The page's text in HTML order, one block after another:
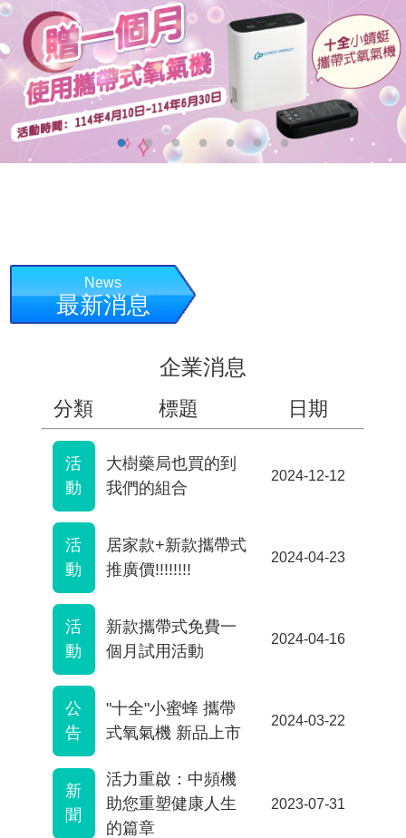
News
最新消息
企業消息
分類 標題 日期
活
動
大樹藥局也買的到
我們的組合
2024-12-12
活
動
居家款+新款攜帶式
推廣價!!!!!!!!
2024-04-23
活
動
新款攜帶式免費一
個月試用活動
2024-04-16
公
告
"十全"小蜜蜂 攜帶
式氧氣機 新品上市
2024-03-22
新
聞
活力重啟：中頻機
助您重塑健康人生
的篇章
2023-07-31